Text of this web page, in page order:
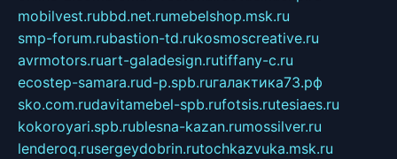
mobilvest.rubbd.net.rumebelshop.msk.ru
smp-forum.rubastion-td.rukosmoscreative.ru
avrmotors.ruart-galadesign.rutiffany-c.ru
ecostep-samara.rud-p.spb.ruгалактика73.рф
sko.com.rudavitamebel-spb.rufotsis.rutesiaes.ru
kokoroyari.spb.rublesna-kazan.rumossilver.ru
lenderoq.rusergeydobrin.rutochkazvuka.msk.ru